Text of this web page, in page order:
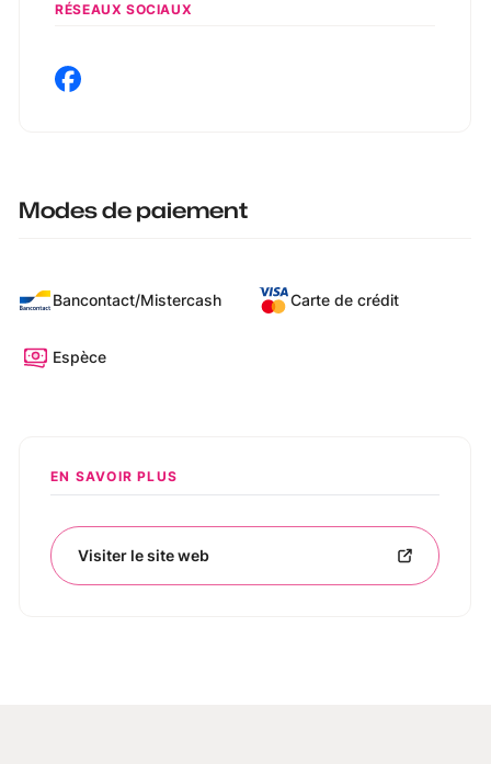
RÉSEAUX SOCIAUX
Modes de paiement
Bancontact/Mistercash Carte de crédit
Espèce
EN SAVOIR PLUS
Visiter le site web